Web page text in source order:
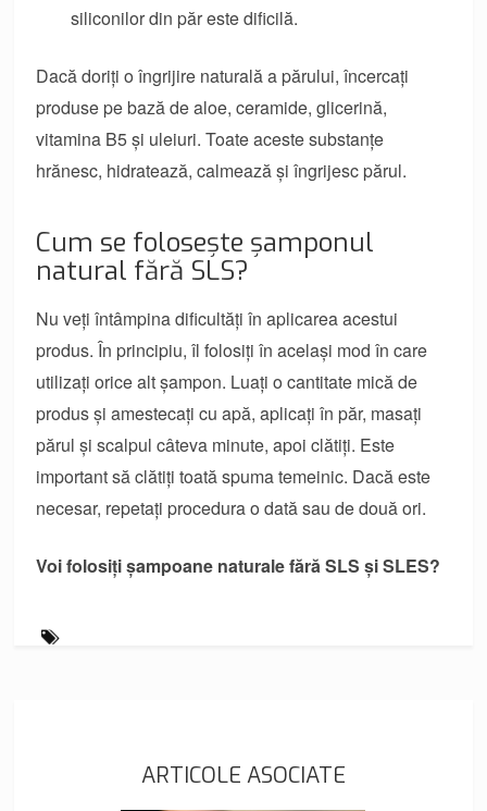
siliconilor din păr este dificilă.
Dacă doriți o îngrijire naturală a părului, încercați
produse pe bază de aloe, ceramide, glicerină,
vitamina B5 și uleiuri. Toate aceste substanțe
hrănesc, hidratează, calmează și îngrijesc părul.
Cum se folosește șamponul
natural fără SLS?
Nu veți întâmpina dificultăți în aplicarea acestui
produs. În principiu, îl folosiți în același mod în care
utilizați orice alt șampon. Luați o cantitate mică de
produs și amestecați cu apă, aplicați în păr, masați
părul și scalpul câteva minute, apoi clătiți. Este
important să clătiți toată spuma temeinic. Dacă este
necesar, repetați procedura o dată sau de două ori.
Voi folosiți șampoane naturale fără SLS și SLES?
ARTICOLE ASOCIATE